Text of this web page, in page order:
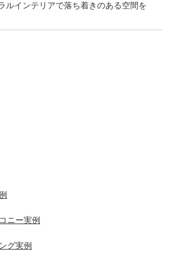
ルインテリアで落ち着きのある空間を
ニー実例
グ実例